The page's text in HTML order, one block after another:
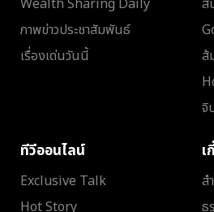
Wealth Sharing Daily
ภาพข่าวประชาสัมพันธ์
เรื่องเด่นวันนี้
สิ
ส้
จิ
ทีวีออนไลน์
Exclusive Talk
Hot Story
เ
ส
ธุ